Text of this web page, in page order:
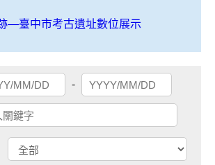
—臺中市考古遺址數位展示
-